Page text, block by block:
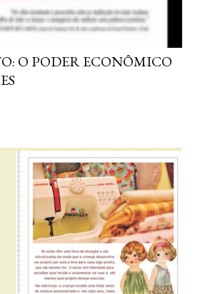
O PODER ECONÔMICO